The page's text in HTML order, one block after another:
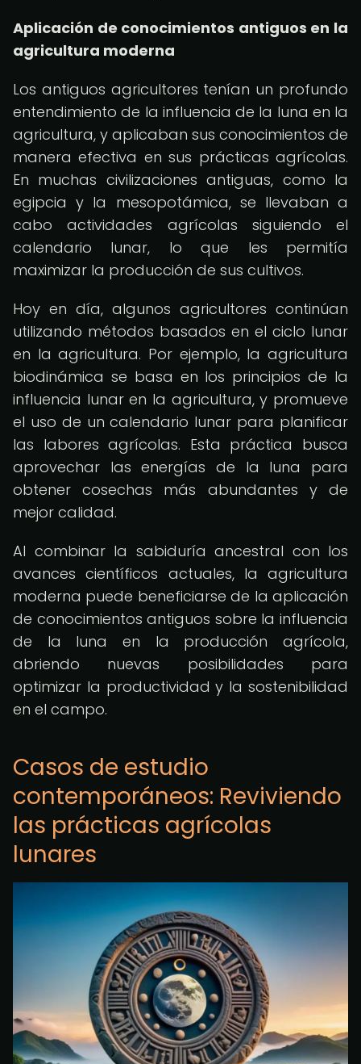
Aplicación de conocimientos antiguos en la
agricultura moderna
Los antiguos agricultores tenían un profundo
entendimiento de la influencia de la luna en la
agricultura, y aplicaban sus conocimientos de
manera efectiva en sus prácticas agrícolas.
En muchas civilizaciones antiguas, como la
egipcia y la mesopotámica, se llevaban a
cabo actividades agrícolas siguiendo el
calendario lunar, lo que les permitía
maximizar la producción de sus cultivos.
Hoy en día, algunos agricultores continúan
utilizando métodos basados en el ciclo lunar
en la agricultura. Por ejemplo, la agricultura
biodinámica se basa en los principios de la
influencia lunar en la agricultura, y promueve
el uso de un calendario lunar para planificar
las labores agrícolas. Esta práctica busca
aprovechar las energías de la luna para
obtener cosechas más abundantes y de
mejor calidad.
Al combinar la sabiduría ancestral con los
avances científicos actuales, la agricultura
moderna puede beneficiarse de la aplicación
de conocimientos antiguos sobre la influencia
de la luna en la producción agrícola,
abriendo nuevas posibilidades para
optimizar la productividad y la sostenibilidad
en el campo.
Casos de estudio
contemporáneos: Reviviendo
las prácticas agrícolas
lunares